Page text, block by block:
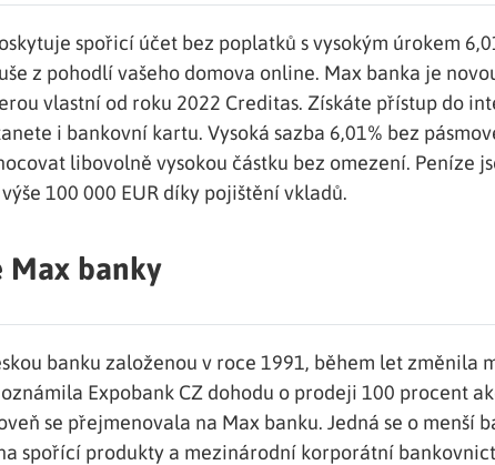
spořicí účet bez poplatků s vysokým úrokem
z pohodlí vašeho domova online. Max banka je
vlastní od roku 2022 Creditas. Získáte přístup do
i bankovní kartu. Vysoká sazba 6,01% bez
libovolně vysokou částku bez omezení. Peníze
100 000 EUR díky pojištění vkladů.
Max banky
banku založenou v roce 1991, během let změnila
Expobank CZ dohodu o prodeji 100 procent
se přejmenovala na Max banku. Jedná se o menší
spořící produkty a mezinárodní korporátní